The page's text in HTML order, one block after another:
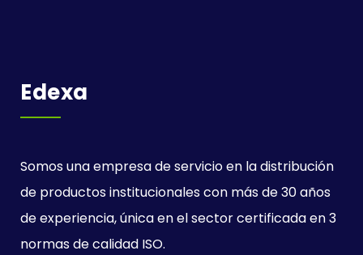
Edexa
Somos una empresa de servicio en la distribución
de productos institucionales con más de 30 años
de experiencia, única en el sector certificada en 3
normas de calidad ISO.